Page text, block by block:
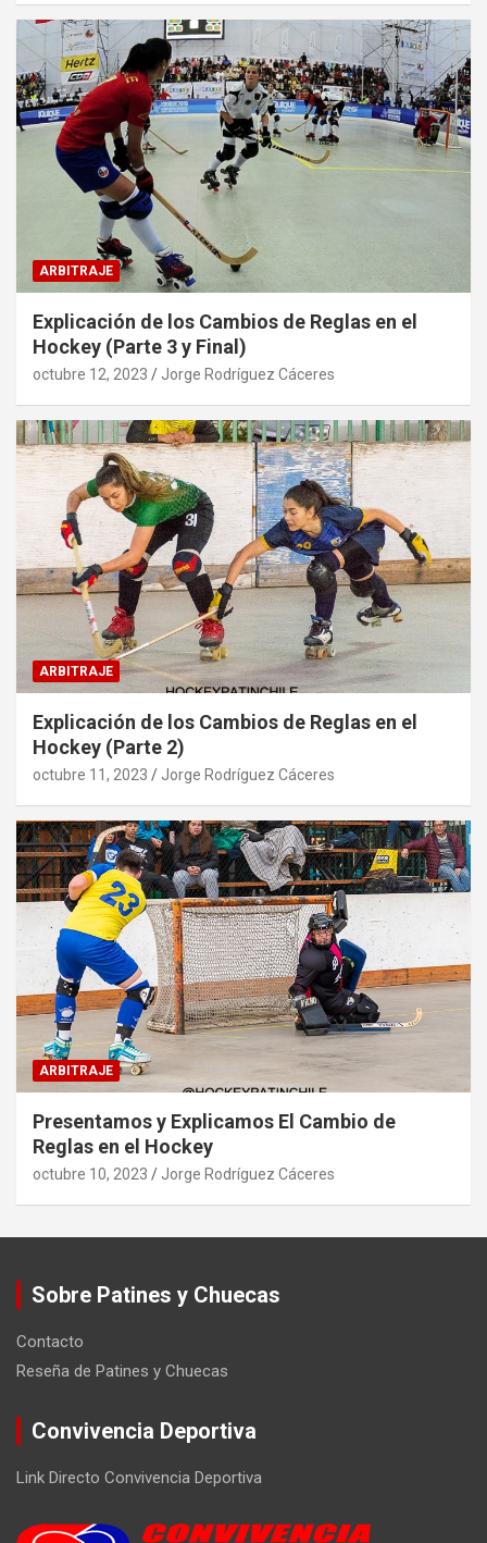
ARBITRAJE
Explicación de los Cambios de Reglas en el
Hockey (Parte 3 y Final)
octubre 12, 2023 Jorge Rodríguez Cáceres
ARBITRAJE
Explicación de los Cambios de Reglas en el
Hockey (Parte 2)
octubre 11, 2023 Jorge Rodríguez Cáceres
ARBITRAJE
Presentamos y Explicamos El Cambio de
Reglas en el Hockey
octubre 10, 2023 Jorge Rodríguez Cáceres
Sobre Patines y Chuecas
Contacto
Reseña de Patines y Chuecas
Convivencia Deportiva
Link Directo Convivencia Deportiva